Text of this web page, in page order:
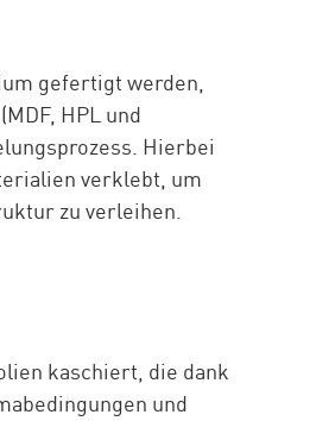
gefertigt werden,
HPL und
Hierbei
verklebt, um
zu verleihen.
kaschiert, die dank
und